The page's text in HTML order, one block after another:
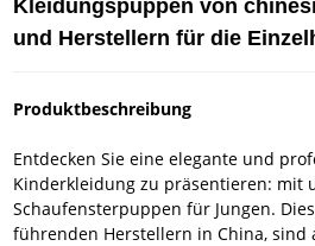
Kleidungspuppen von
und Herstellern für die
Produktbeschreibung
Entdecken Sie eine elegante und
Kinderkleidung zu präsentieren: mit
Schaufensterpuppen für Jungen.
führenden Herstellern in China, sind